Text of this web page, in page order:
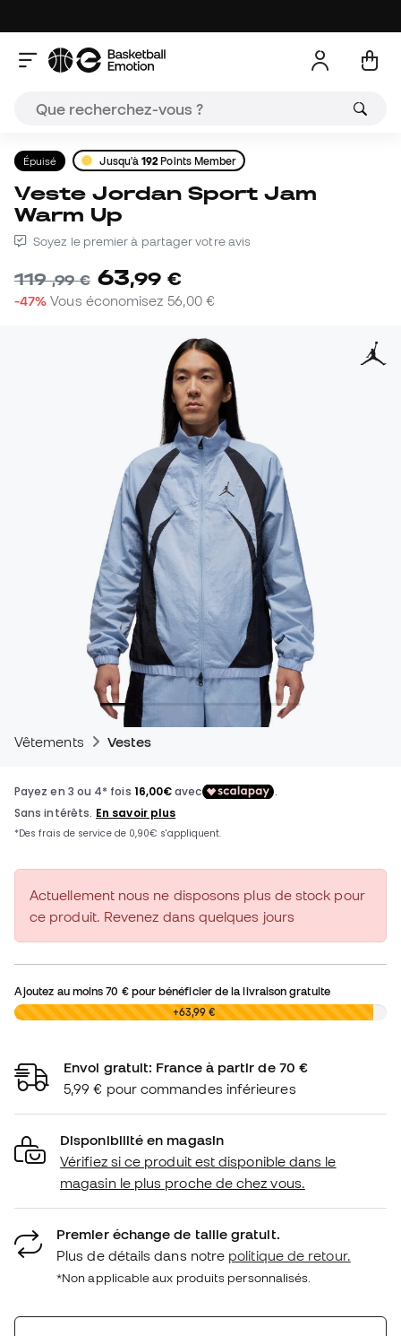
Épuisé Jusqu'à192 Points Member
Veste Jordan Sport Jam
Warm Up
Soyez le premier à partager votre avis
119,99 € 63,99 €
-47% Vous économisez 56,00 €
Vêtements Vestes
Actuellement nous ne disposons plus de stock pour
ce produit. Revenez dans quelques jours
Ajoutez au moins70 €pour bénéficier de la livraison gratuite
0,00 € +63,99 €
Envoi gratuit: France à partir de 70 €
5,99 € pour commandes inférieures
Disponibilité en magasin
Vérifiez si ce produit est disponible dans le
magasin le plus proche de chez vous.
Premier échange de taille gratuit.
Plus de détails dans notre politique de retour.
*Non applicable aux produits personnalisés.